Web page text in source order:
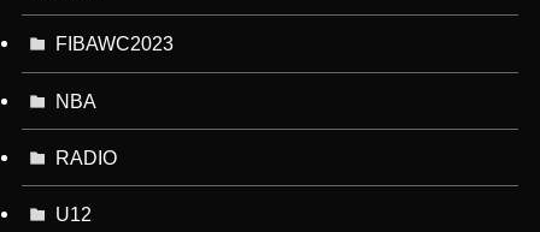
FIBAWC2023
NBA
RADIO
U12